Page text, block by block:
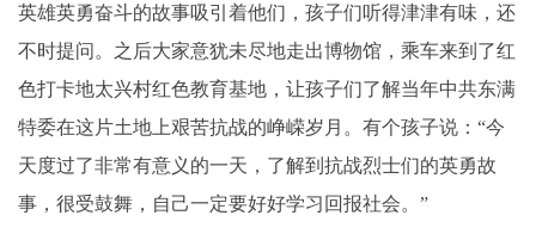
英雄英勇奋斗的故事吸引着他们，孩子们听得津津有味，还
不时提问。之后大家意犹未尽地走出博物馆，乘车来到了红
色打卡地太兴村红色教育基地，让孩子们了解当年中共东满
特委在这片土地上艰苦抗战的峥嵘岁月。有个孩子说：“今
天度过了非常有意义的一天，了解到抗战烈士们的英勇故
事，很受鼓舞，自己一定要好好学习回报社会。”